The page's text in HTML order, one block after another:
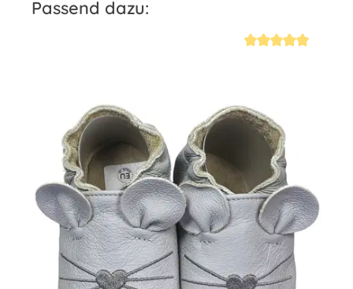
Produktgalerie überspringen
Passend dazu: